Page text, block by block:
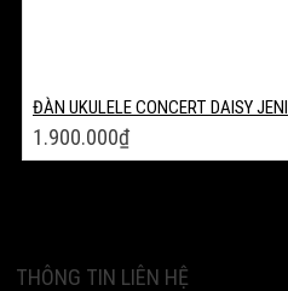
ĐÀN UKULELE CONCERT DAISY JENI
1.900.000₫
THÔNG TIN LIÊN HỆ